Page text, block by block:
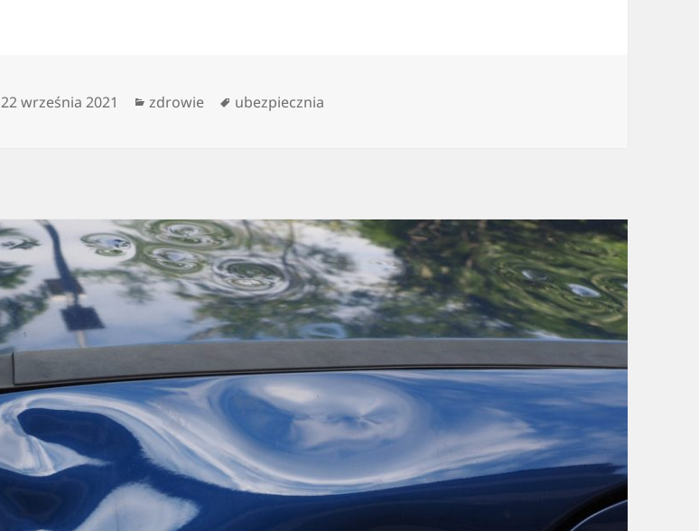
Data
22 września 2021 Kategorie
zdrowie Tagi
ubezpiecznia